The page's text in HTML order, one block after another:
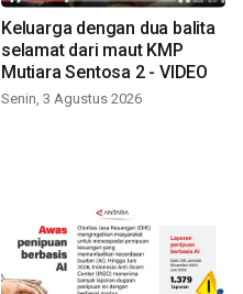
Keluarga dengan dua balita
selamat dari maut KMP
Mutiara Sentosa 2 - VIDEO
Senin, 3 Agustus 2026